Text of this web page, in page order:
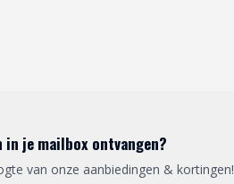
in je mailbox ontvangen?
van onze aanbiedingen & kortingen!